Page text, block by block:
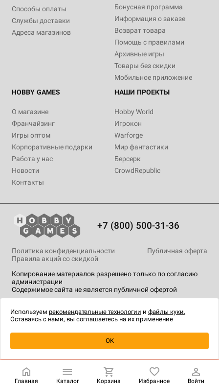
Уведомить о наличии
Способы оплаты
Службы доставки
Адреса магазинов
Бонусная программа
Информация о заказе
Возврат товара
Помощь с правилами
Архивные игры
Товары без скидки
Мобильное приложение
HOBBY GAMES
О магазине
Франчайзинг
Игры оптом
Корпоративные подарки
Работа у нас
Новости
Контакты
НАШИ ПРОЕКТЫ
Hobby World
Игрокон
Warforge
Мир фантастики
Берсерк
CrowdRepublic
+7 (800) 500-31-36
Копирование материалов разрешено только по согласию
администрации
Содержимое сайта не является публичной офертой
Политика конфиденциальности
Публичная оферта
Правила акций со скидкой
технологии.
Главная Каталог Корзина Избранное Войти
Используем рекомендательные технологии и файлы куки.
Оставаясь с нами, вы соглашаетесь на их применение
OK